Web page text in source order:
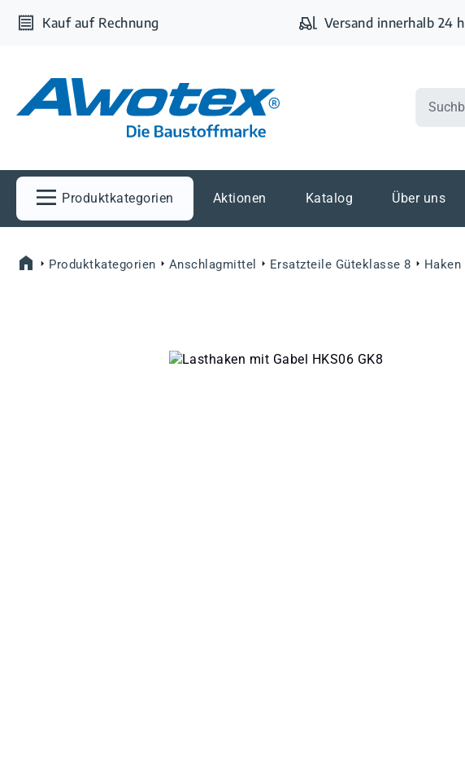
Hauptinhalt springen
Zur Suche springen
Zur Hauptnavigation springen
Kauf auf Rechnung Versand innerhalb 24 h
Produktkategorien Aktionen Katalog Über uns
Produktkategorien Anschlagmittel Ersatzteile Güteklasse 8 Haken
Bildergalerie überspringen